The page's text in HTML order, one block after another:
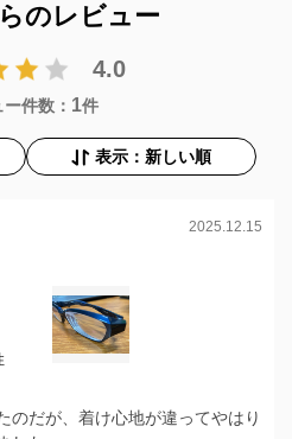
のレビュー
4.0
件数： 1件
表示：新しい順
2025.12.15
のだが、着け心地が違ってやはり